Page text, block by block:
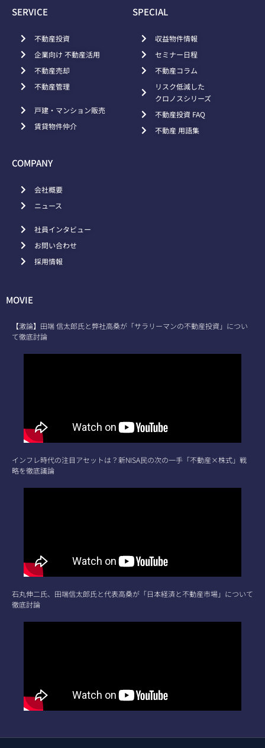
SERVICE
不動産投資
企業向け 不動産活用
不動産売却
不動産管理
戸建・マンション販売
賃貸物件仲介
SPECIAL
収益物件情報
セミナー日程
不動産コラム
リスク低減した
クロノスシリーズ
不動産投資 FAQ
不動産 用語集
COMPANY
会社概要
ニュース
社員インタビュー
お問い合わせ
採用情報
MOVIE
【激論】田端 信太郎氏と弊社高桑が「サラリーマンの不動産投資」につい
て徹底討論
インフレ時代の注目アセットは？新NISA民の次の一手「不動産×株式」戦
略を徹底議論
石丸伸二氏、田端信太郎氏と代表高桑が「日本経済と不動産市場」について
徹底討論